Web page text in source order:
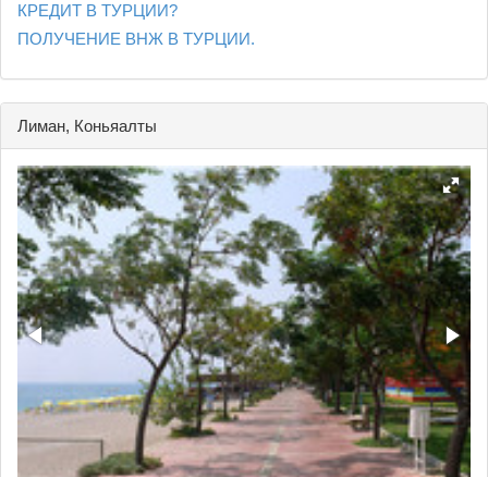
КРЕДИТ В ТУРЦИИ?
ПОЛУЧЕНИЕ ВНЖ В ТУРЦИИ.
Лиман, Коньяалты